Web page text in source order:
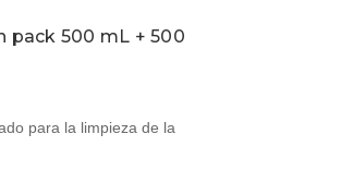
pack 500 mL + 500
para la limpieza de la